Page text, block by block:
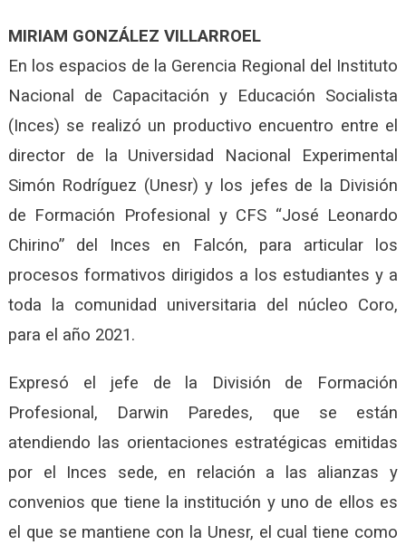
MIRIAM GONZÁLEZ VILLARROEL
En los espacios de la Gerencia Regional del Instituto
Nacional de Capacitación y Educación Socialista
(Inces) se realizó un productivo encuentro entre el
director de la Universidad Nacional Experimental
Simón Rodríguez (Unesr) y los jefes de la División
de Formación Profesional y CFS “José Leonardo
Chirino” del Inces en Falcón, para articular los
procesos formativos dirigidos a los estudiantes y a
toda la comunidad universitaria del núcleo Coro,
para el año 2021.
Expresó el jefe de la División de Formación
Profesional, Darwin Paredes, que se están
atendiendo las orientaciones estratégicas emitidas
por el Inces sede, en relación a las alianzas y
convenios que tiene la institución y uno de ellos es
el que se mantiene con la Unesr, el cual tiene como